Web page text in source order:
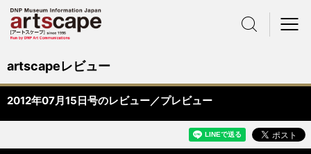
artscapeレビュー
2012年07月15日号のレビュー／プレビュー
サイト内検索